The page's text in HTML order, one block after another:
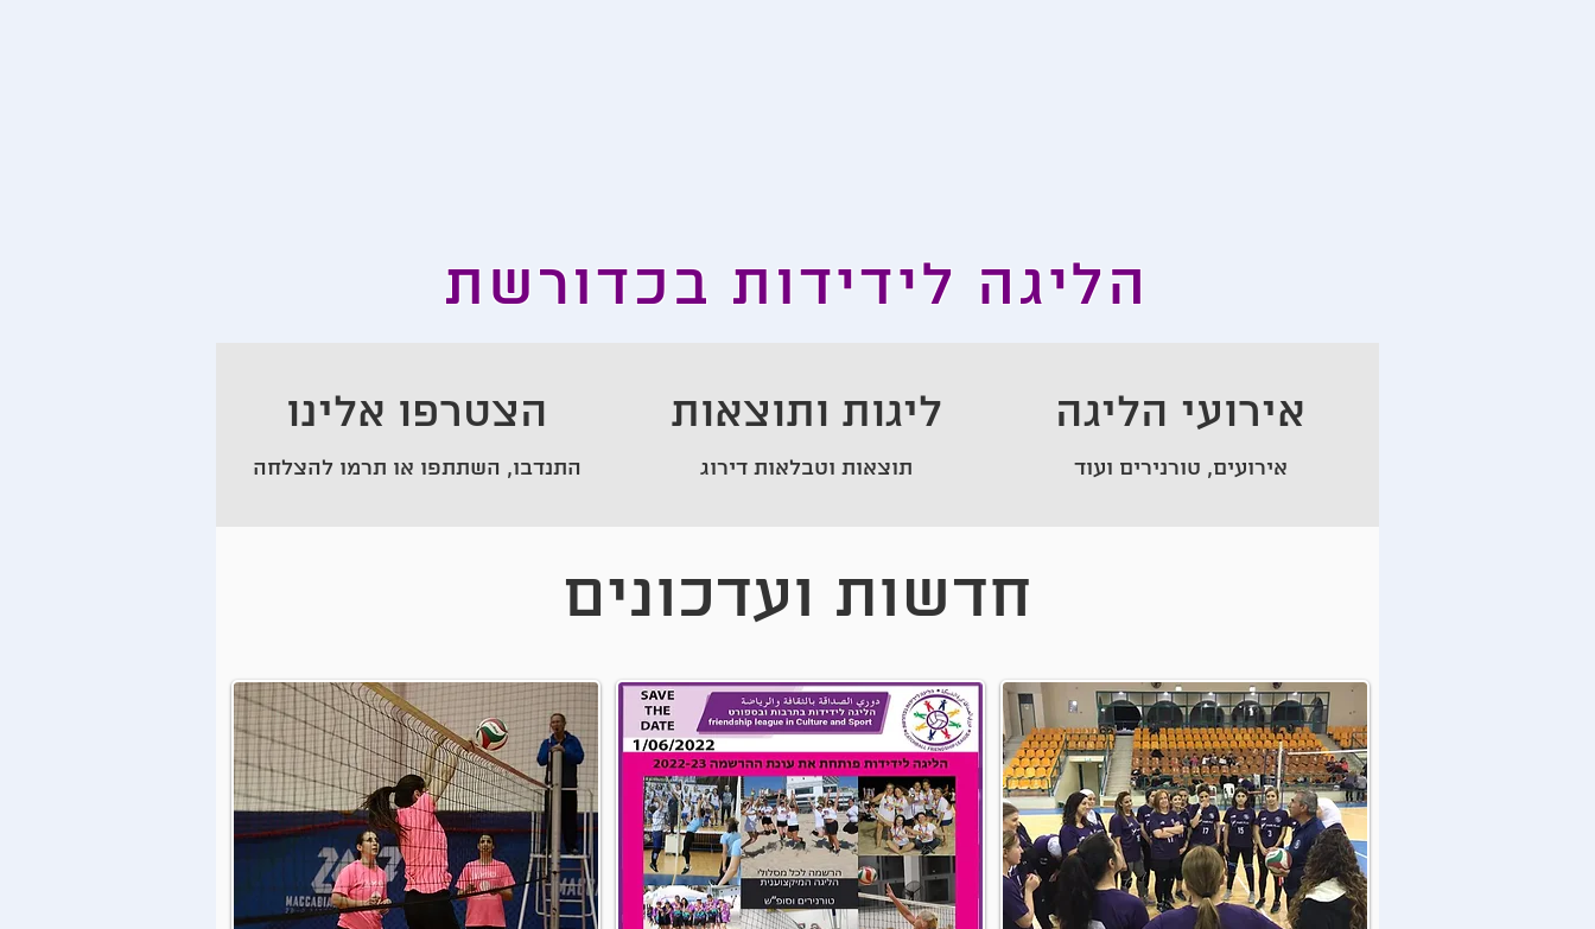
הליגה לידידות בכדורשת
הצטרפו אלינו
התנדבו, השתתפו או תרמו להצלחה
ליגות ותוצאות אירועי הליגה
תוצאות וטבלאות דירוג אירועים, טורנירים ועוד
המשרד לשיוויון חברתי
Show More
חדשות ועדכונים